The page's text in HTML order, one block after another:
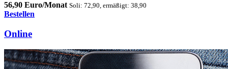
56,90 Euro/Monat Soli: 72,90, ermäßigt: 38,90
Bestellen
Online